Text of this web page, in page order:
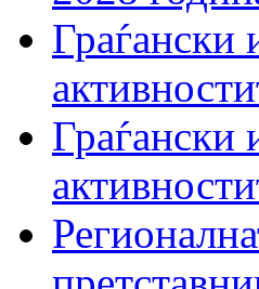
Граѓански
Граѓански